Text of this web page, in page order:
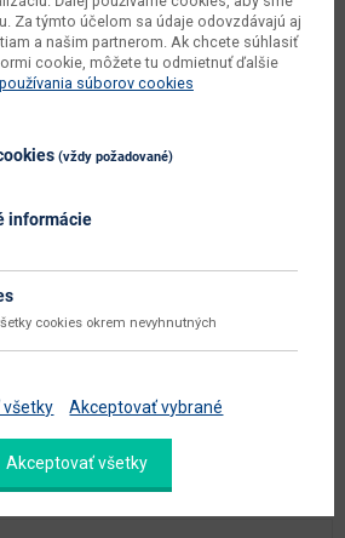
stolík Jupiter 60 - čierna
+ 30.00€ / ks
zostavy
Skladom 1 ks
Za týmto účelom sa údaje odovzdávajú aj
a našim partnerom. Ak chcete súhlasiť
cookie, môžete tu odmietnuť ďalšie
súborov cookies
(vždy požadované)
informácie
cookies okrem nevyhnutných
Akceptovať vybrané
Akceptovať všetky